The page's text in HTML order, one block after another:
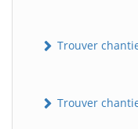
Trouver
Trouver